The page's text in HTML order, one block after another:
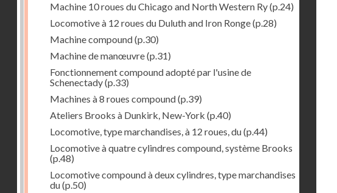
Machine 10 roues du Chicago and North Western Ry(p.24)
Locomotive à 12 roues du Duluth and Iron Ronge(p.28)
Machine compound(p.30)
Machine de manœuvre(p.31)
Fonctionnement compound adopté par l'usine de
Schenectady(p.33)
Machines à 8 roues compound(p.39)
Ateliers Brooks à Dunkirk, New-York (p.40)
Locomotive, type marchandises, à 12 roues, du(p.44)
Locomotive à quatre cylindres compound, système Brooks
(p.48)
Locomotive compound à deux cylindres, type marchandises
du(p.50)